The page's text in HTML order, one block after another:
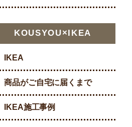
KOUSYOU×IKEA
IKEA
商品がご自宅に届くまで
IKEA施工事例